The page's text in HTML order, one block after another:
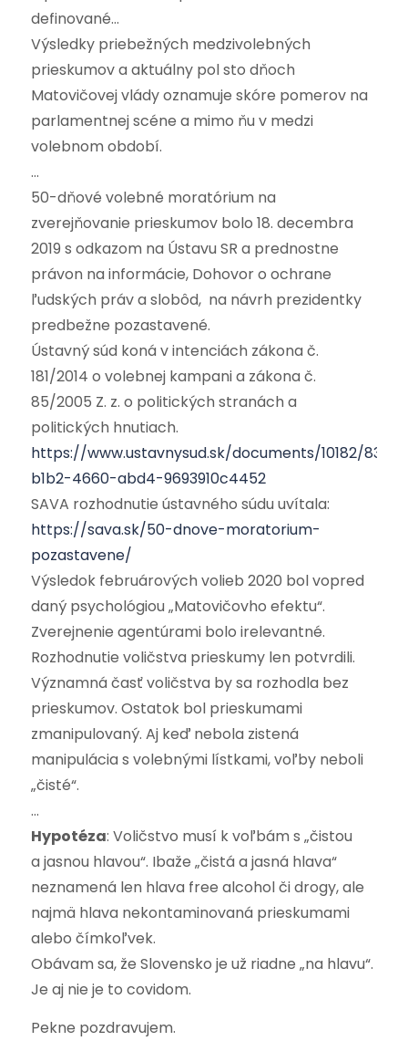
definované…
Výsledky priebežných medzivolebných
prieskumov a aktuálny pol sto dňoch
Matovičovej vlády oznamuje skóre pomerov na
parlamentnej scéne a mimo ňu v medzi
volebnom období.
…
50-dňové volebné moratórium na
zverejňovanie prieskumov bolo 18. decembra
2019 s odkazom na Ústavu SR a prednostne
právon na informácie, Dohovor o ochrane
ľudských práv a slobôd, na návrh prezidentky
predbežne pozastavené.
Ústavný súd koná v intenciách zákona č.
181/2014 o volebnej kampani a zákona č.
85/2005 Z. z. o politických stranách a
politických hnutiach.
https://www.ustavnysud.sk/documents/10182/
b1b2-4660-abd4-9693910c4452
SAVA rozhodnutie ústavného súdu uvítala:
https://sava.sk/50-dnove-moratorium-
pozastavene/
Výsledok februárových volieb 2020 bol vopred
daný psychológiou „Matovičovho efektu“.
Zverejnenie agentúrami bolo irelevantné.
Rozhodnutie voličstva prieskumy len potvrdili.
Významná časť voličstva by sa rozhodla bez
prieskumov. Ostatok bol prieskumami
zmanipulovaný. Aj keď nebola zistená
manipulácia s volebnými lístkami, voľby neboli
„čisté“.
…
Hypotéza: Voličstvo musí k voľbám s „čistou
a jasnou hlavou“. Ibaže „čistá a jasná hlava“
neznamená len hlava free alcohol či drogy, ale
najmä hlava nekontaminovaná prieskumami
alebo čímkoľvek.
Obávam sa, že Slovensko je už riadne „na hlavu“.
Je aj nie je to covidom.
Pekne pozdravujem.